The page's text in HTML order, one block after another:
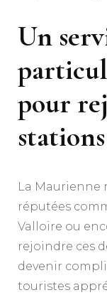
Un
pour
La Maurienne
réputées
Valloire ou
rejoindre ces
devenir
touristes